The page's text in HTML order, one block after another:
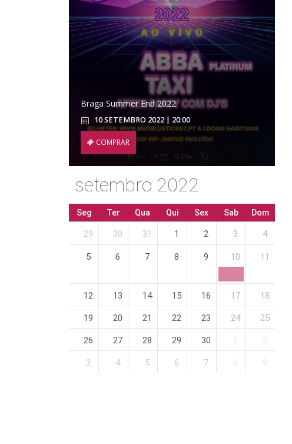
Braga Summer End 2022
10 SETEMBRO 2022 | 20:00
COMPRAR
setembro 2022
Seg Ter Qua Qui Sex Sab Dom
29 30 31 1 2 3 4
5 6 7 8 9 10 11
12 13 14 15 16 17 18
19 20 21 22 23 24 25
26 27 28 29 30
3 4 5 6 7